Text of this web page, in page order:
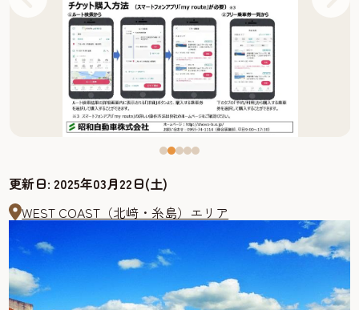
更新日:2025年03月22日(土)
WEST COAST（北﨑・糸島）エリア